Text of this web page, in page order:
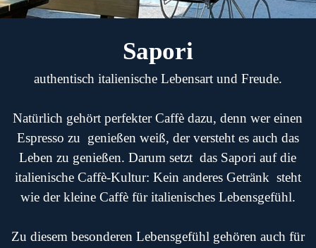
Sapori
authentisch italienische Lebensart und Freude.
Natürlich gehört perfekterCaffèdazu, denn wer einen
Espresso zu genießen weiß, der versteht es auch das
Leben zu genießen. Darum setzt das Sapori auf die
italienische Caffè-Kultur: Kein anderes Getränk steht
wie der kleine Caffè für italienisches Lebensgefühl.
Zu diesem besonderen Lebensgefühl gehören auch für